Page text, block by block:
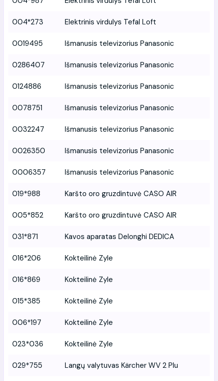
004*273 Elektrinis virdulys Tefal Loft
0019495 Išmanusis televizorius Panasonic
0286407 Išmanusis televizorius Panasonic
0124886 Išmanusis televizorius Panasonic
0078751 Išmanusis televizorius Panasonic
0032247 Išmanusis televizorius Panasonic
0026350 Išmanusis televizorius Panasonic
0006357 Išmanusis televizorius Panasonic
019*988 Karšto oro gruzdintuvė CASO AIR
005*852 Karšto oro gruzdintuvė CASO AIR
031*871 Kavos aparatas Delonghi DEDICA
016*206 Kokteilinė Zyle
016*869 Kokteilinė Zyle
015*385 Kokteilinė Zyle
006*197 Kokteilinė Zyle
023*036 Kokteilinė Zyle
029*755 Langų valytuvas Kärcher WV 2 Plu